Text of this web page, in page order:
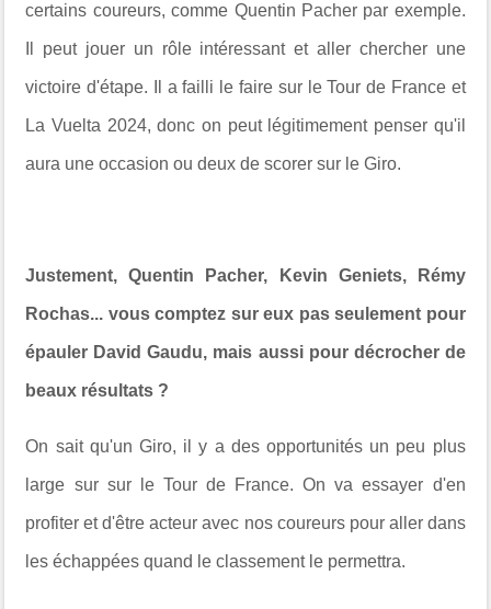
certains coureurs, comme Quentin Pacher par exemple.
Il peut jouer un rôle intéressant et aller chercher une
victoire d'étape. Il a failli le faire sur le Tour de France et
La Vuelta 2024, donc on peut légitimement penser qu'il
aura une occasion ou deux de scorer sur le Giro.
Justement, Quentin Pacher, Kevin Geniets, Rémy
Rochas... vous comptez sur eux pas seulement pour
épauler David Gaudu, mais aussi pour décrocher de
beaux résultats ?
On sait qu'un Giro, il y a des opportunités un peu plus
large sur sur le Tour de France. On va essayer d'en
profiter et d'être acteur avec nos coureurs pour aller dans
les échappées quand le classement le permettra.